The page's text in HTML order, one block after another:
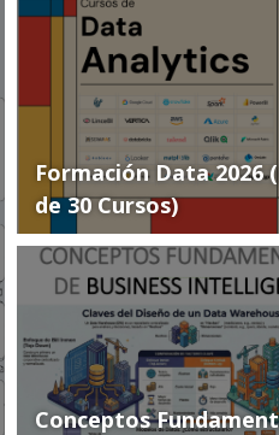
Formación Data 2026
de 30 Cursos)
Conceptos